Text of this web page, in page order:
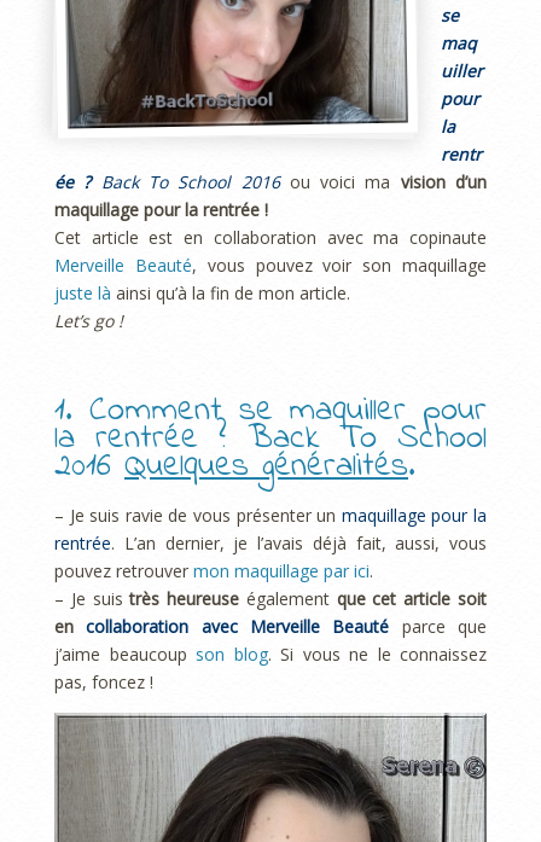
se
maq
uiller
pour
la
rentr
ée ? Back To School 2016ou voici ma vision d’un
maquillage pour la rentrée !
Cet article est en collaboration avec ma copinaute
Merveille Beauté, vous pouvez voir son maquillage
juste là ainsi qu’à la fin de mon article.
Let’s go !
1. Comment se maquiller pour
la rentrée ? Back To School
2016 Quelques généralités.
– Je suis ravie de vous présenter un maquillage pour la
rentrée. L’an dernier, je l’avais déjà fait, aussi, vous
pouvez retrouver mon maquillage par ici.
– Je suistrès heureuse également que cet article soit
encollaboration avec Merveille Beauté parce que
j’aime beaucoup son blog. Si vous ne le connaissez
pas, foncez !